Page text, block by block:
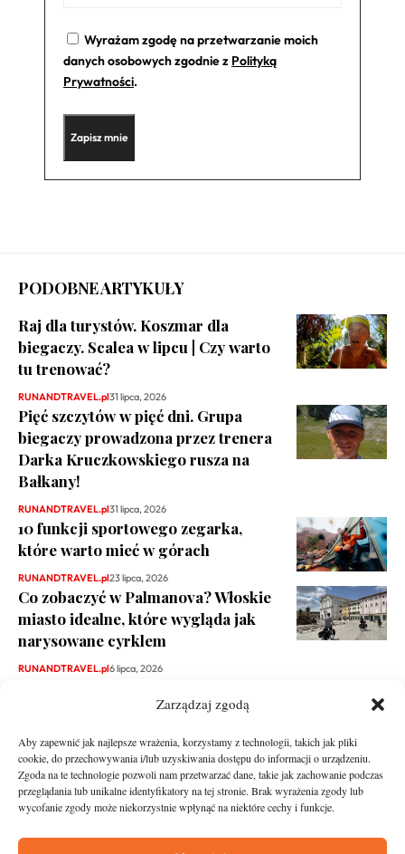
Zarządzaj zgodą
Aby zapewnić jak najlepsze wrażenia, korzystamy z technologii, takich jak pliki
cookie, do przechowywania i/lub uzyskiwania dostępu do informacji o urządzeniu.
Zgoda na te technologie pozwoli nam przetwarzać dane, takie jak zachowanie podczas
przeglądania lub unikalne identyfikatory na tej stronie. Brak wyrażenia zgody lub
wycofanie zgody może niekorzystnie wpłynąć na niektóre cechy i funkcje.
Wyrażam zgodę na przetwarzanie moich
danych osobowych zgodnie z Polityką
Prywatności.
PODOBNE ARTYKUŁY
Raj dla turystów. Koszmar dla
biegaczy. Scalea w lipcu | Czy warto
tu trenować?
RUNANDTRAVEL.pl31 lipca, 2026
Pięć szczytów w pięć dni. Grupa
biegaczy prowadzona przez trenera
Darka Kruczkowskiego rusza na
Bałkany!
RUNANDTRAVEL.pl31 lipca, 2026
10 funkcji sportowego zegarka,
które warto mieć w górach
RUNANDTRAVEL.pl23 lipca, 2026
Co zobaczyć w Palmanova? Włoskie
miasto idealne, które wygląda jak
narysowane cyrklem
RUNANDTRAVEL.pl6 lipca, 2026
O nas